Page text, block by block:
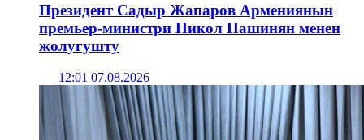
Президент Садыр Жапаров Армениянын
премьер-министри Никол Пашинян менен
жолугушту
12:01 07.08.2026